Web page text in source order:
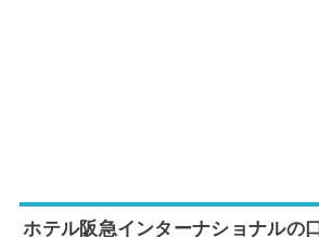
ホテル阪急インターナショナルの